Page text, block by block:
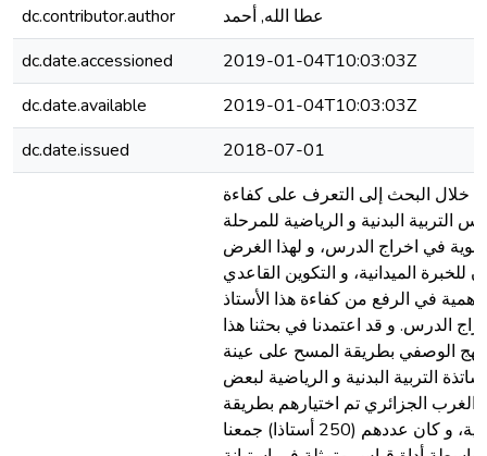
dc.contributor.author
عطا الله, أحمد
dc.date.accessioned
2019-01-04T10:03:03Z
dc.date.available
2019-01-04T10:03:03Z
dc.date.issued
2018-07-01
خلال البحث إلى التعرف على كفاءة
التربية البدنية و الرياضية للمرحلة
في اخراج الدرس، و لهذا الغرض
للخبرة الميدانية، و التكوين القاعدي
في الرفع من كفاءة هذا الأستاذ
الدرس. و قد اعتمدنا في بحثنا هذا
الوصفي بطريقة المسح على عينة
التربية البدنية و الرياضية لبعض
الغرب الجزائري تم اختيارهم بطريقة
عشوائية، و كان عددهم (250 أستاذا) جمعنا